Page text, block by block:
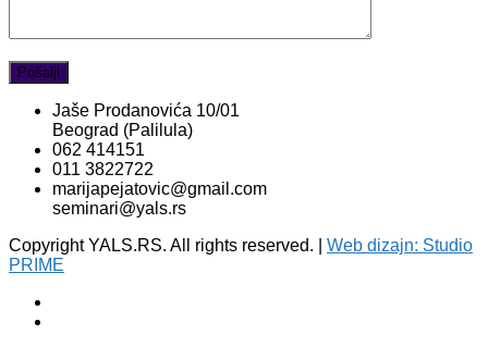
Jaše Prodanovića 10/01
Beograd (Palilula)
062 414151
011 3822722
marijapejatovic@gmail.com
seminari@yals.rs
Copyright YALS.RS. All rights reserved. | Web dizajn: Studio
PRIME